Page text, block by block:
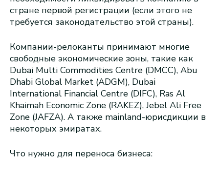
стране первой регистрации (если этого не
требуется законодательство этой страны).
Компании-релоканты принимают многие
свободные экономические зоны, такие как
Dubai Multi Commodities Centre (DMCC), Abu
Dhabi Global Market (ADGM), Dubai
International Financial Centre (DIFC), Ras Al
Khaimah Economic Zone (RAKEZ), Jebel Ali Free
Zone (JAFZA). А также mainland-юрисдикции в
некоторых эмиратах.
Что нужно для переноса бизнеса: